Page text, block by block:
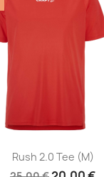
Rush 2.0 Tee (M)